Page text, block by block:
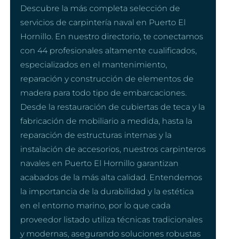
Descubre la más completa selección de
servicios de carpintería naval en Puerto El
Hornillo. En nuestro directorio, te conectamos
con 44 profesionales altamente cualificados,
especializados en el mantenimiento,
reparación y construcción de elementos de
madera para todo tipo de embarcaciones.
Desde la restauración de cubiertas de teca y la
fabricación de mobiliario a medida, hasta la
reparación de estructuras internas y la
instalación de accesorios, nuestros carpinteros
navales en Puerto El Hornillo garantizan
acabados de la más alta calidad. Entendemos
la importancia de la durabilidad y la estética
en el entorno marino, por lo que cada
proveedor listado utiliza técnicas tradicionales
y modernas, asegurando soluciones robustas